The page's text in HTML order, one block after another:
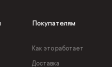
Покупателям
Как это работает
Доставка